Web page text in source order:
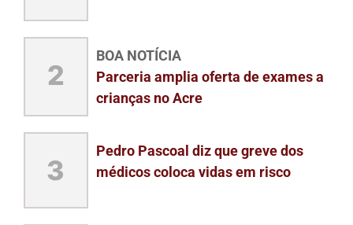
2
BOA NOTÍCIA
Parceria amplia oferta de exames a
crianças no Acre
3
Pedro Pascoal diz que greve dos
médicos coloca vidas em risco